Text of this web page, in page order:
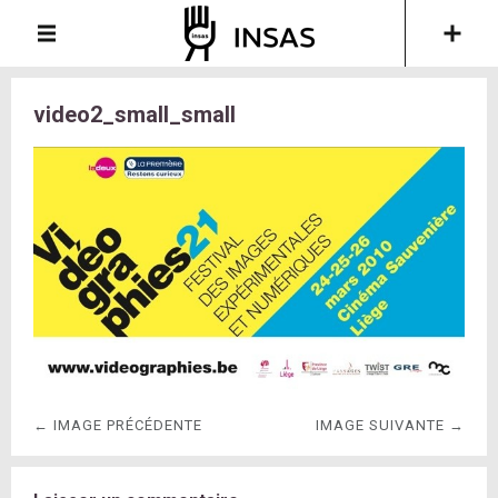
video2_small_small
← IMAGE PRÉCÉDENTE IMAGE SUIVANTE →